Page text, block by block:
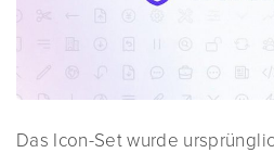
Das Icon-Set wurde